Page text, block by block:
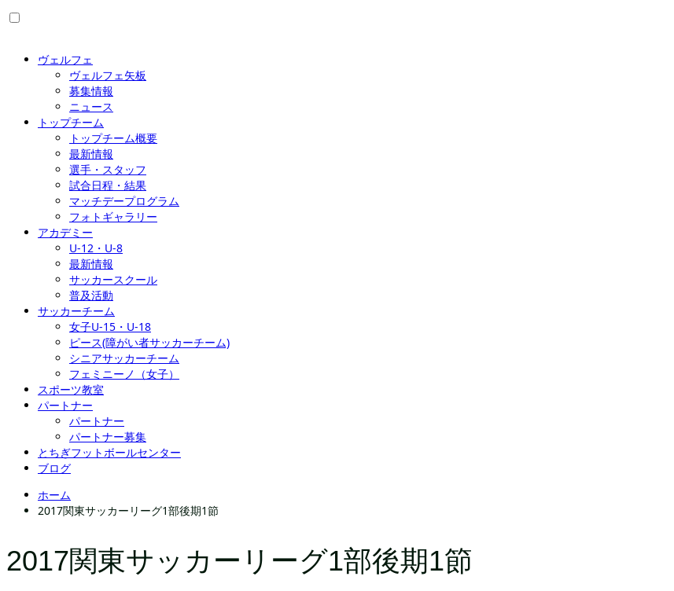
ヴェルフェ
ヴェルフェ矢板
募集情報
ニュース
トップチーム
トップチーム概要
最新情報
選手・スタッフ
試合日程・結果
マッチデープログラム
フォトギャラリー
アカデミー
U-12・U-8
最新情報
サッカースクール
普及活動
サッカーチーム
女子U-15・U-18
ピース(障がい者サッカーチーム)
シニアサッカーチーム
フェミニーノ（女子）
スポーツ教室
パートナー
パートナー
パートナー募集
とちぎフットボールセンター
ブログ
ホーム
2017関東サッカーリーグ1部後期1節
2017関東サッカーリーグ1部後期1節